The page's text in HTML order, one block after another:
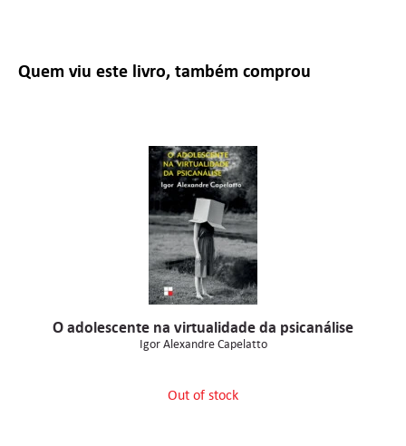
Quem viu este livro, também comprou
O adolescente na virtualidade da psicanálise
Igor Alexandre Capelatto
Out of stock